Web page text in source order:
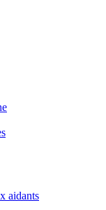
aidants